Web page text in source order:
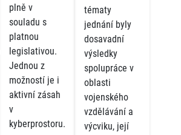
plně v
souladu s
platnou
legislativou.
Jednou z
možností je i
aktivní zásah
v
kyberprostoru.
tématy
jednání byly
dosavadní
výsledky
spolupráce v
oblasti
vojenského
vzdělávání a
výcviku, její